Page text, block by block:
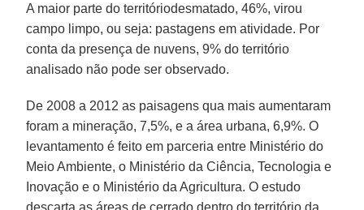
A maior parte do territóriodesmatado, 46%, virou
campo limpo, ou seja: pastagens em atividade. Por
conta da presença de nuvens, 9% do território
analisado não pode ser observado.
De 2008 a 2012 as paisagens qua mais aumentaram
foram a mineração, 7,5%, e a área urbana, 6,9%. O
levantamento é feito em parceria entre Ministério do
Meio Ambiente, o Ministério da Ciência, Tecnologia e
Inovação e o Ministério da Agricultura. O estudo
descarta as áreas de cerrado dentro do território da